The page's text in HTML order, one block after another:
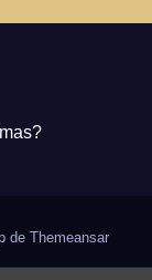
de Themeansar